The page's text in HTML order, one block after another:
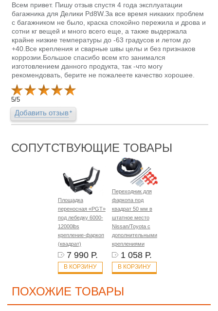
Всем привет. Пишу отзыв спустя 4 года эксплуатации
багажника для Делики Pd8W.За все время никаких проблем
с багажником не было, краска спокойно пережила и дрова и
сотни кг вещей и много всего еще, а также выдержала
крайне низкие температуры до -63 градусов и летом до
+40.Все крепления и сварные швы целы и без признаков
коррозии.Большое спасибо всем кто занимался
изготовлением данного продукта, так -что могу
рекомендовать, берите не пожалеете качество хорошее.
5/5
Добавить отзыв
СОПУТСТВУЮЩИЕ ТОВАРЫ
Площадка
переносная «PGT»
под лебедку 6000-
12000lbs
крепление-фаркоп
(квадрат)
7 990 Р.
В КОРЗИНУ
Переходник для
фаркопа под
квадрат 50 мм в
штатное место
Nissan/Toyota с
дополнительными
креплениями
1 058 Р.
В КОРЗИНУ
ПОХОЖИЕ ТОВАРЫ